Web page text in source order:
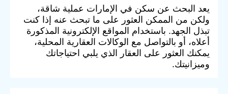
يعد البحث عن سكن في الإمارات عملية شاقة،
ولكن من الممكن العثور على ما تبحث عنه إذا كنت
تبذل الجهد. باستخدام المواقع الإلكترونية المذكورة
أعلاه، أو بالتواصل مع الوكالات العقارية المحلية،
يمكنك العثور على العقار الذي يلبي احتياجاتك
وميزانيتك.